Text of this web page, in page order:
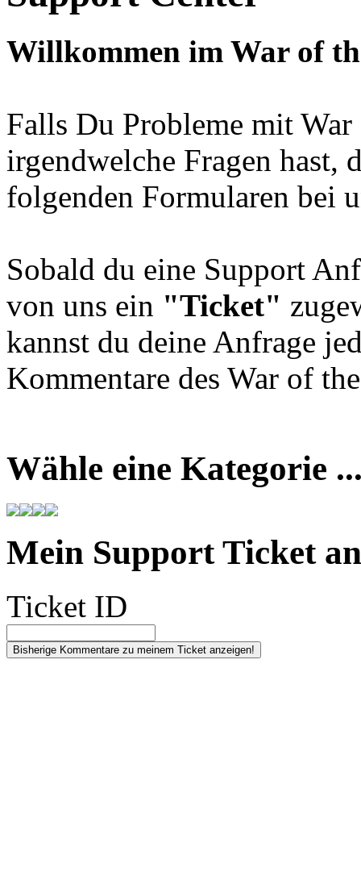
Willkommen im War of
Falls Du Probleme mit
irgendwelche Fragen hast,
folgenden Formularen bei
Sobald du eine Support
von uns ein "Ticket"
kannst du deine Anfrage
Kommentare des War of
Wähle eine Kategorie
Mein Support Ticket
Ticket ID